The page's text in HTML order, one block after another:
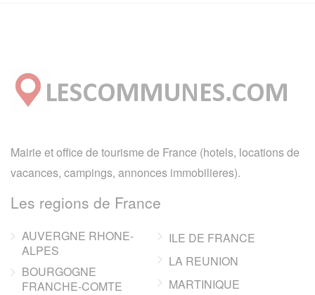
Mairie et office de tourisme de France (hotels, locations de
vacances, campings, annonces immobilieres).
Les regions de France
AUVERGNE RHONE-
ALPES
BOURGOGNE
FRANCHE-COMTE
ILE DE FRANCE
LA REUNION
MARTINIQUE